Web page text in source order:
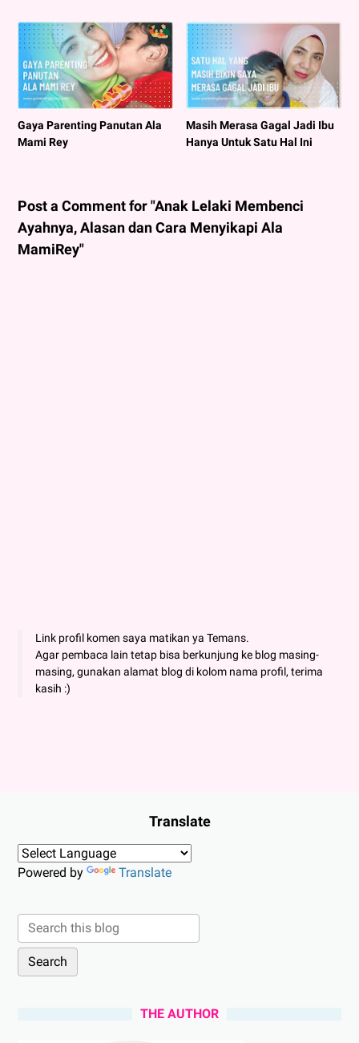
Gaya Parenting Panutan Ala
Mami Rey
Masih Merasa Gagal Jadi Ibu
Hanya Untuk Satu Hal Ini
Post a Comment for "Anak Lelaki Membenci
Ayahnya, Alasan dan Cara Menyikapi Ala
MamiRey"
Link profil komen saya matikan ya Temans.
Agar pembaca lain tetap bisa berkunjung ke blog masing-
masing, gunakan alamat blog di kolom nama profil, terima
kasih :)
Translate
Powered by Translate
THE AUTHOR